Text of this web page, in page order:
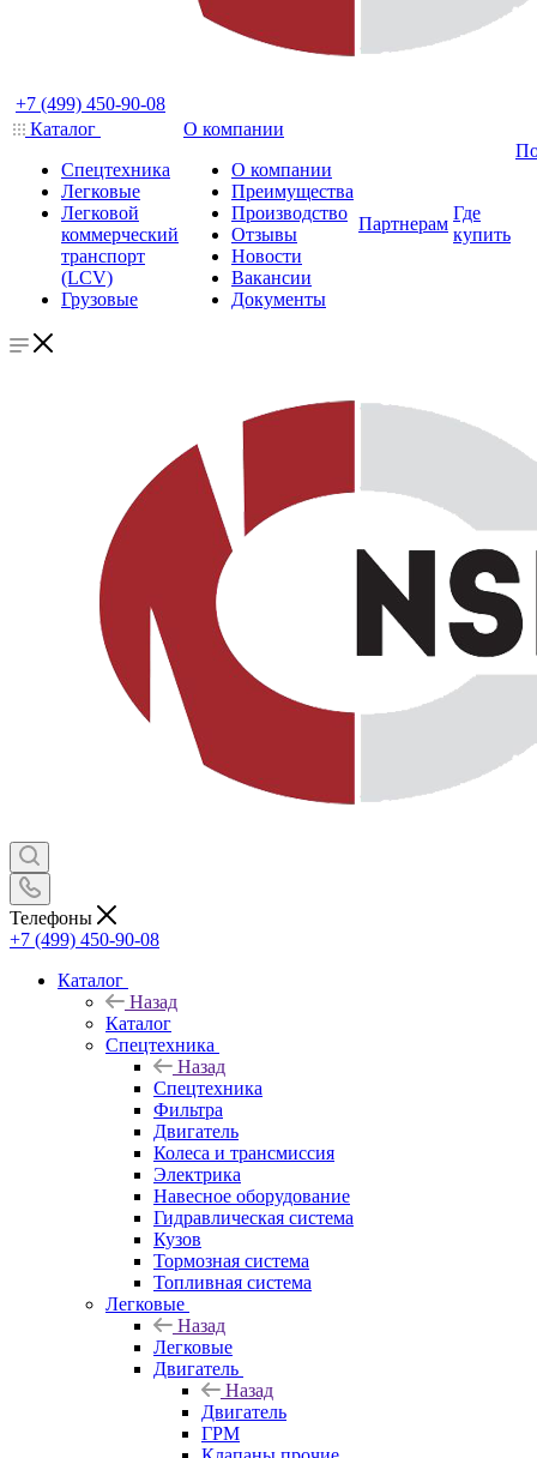
+7 (499) 450-90-08
Каталог
Спецтехника
Легковые
Легковой
коммерческий
транспорт
(LCV)
Грузовые
О компании
О компании
Преимущества
Производство
Отзывы
Новости
Вакансии
Документы
Партнерам
Где
купить
Телефоны
+7 (499) 450-90-08
Каталог
Назад
Каталог
Спецтехника
Назад
Спецтехника
Фильтра
Двигатель
Колеса и трансмиссия
Электрика
Навесное оборудование
Гидравлическая система
Кузов
Тормозная система
Топливная система
Легковые
Назад
Легковые
Двигатель
Назад
Двигатель
ГРМ